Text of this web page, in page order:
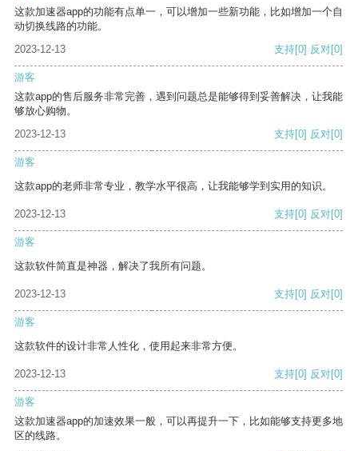
这款加速器app的功能有点单一，可以增加一些新功能，比如增加一个自
动切换线路的功能。
2023-12-13
支持[0] 反对[0]
游客
这款app的售后服务非常完善，遇到问题总是能够得到妥善解决，让我能
够放心购物。
2023-12-13
支持[0] 反对[0]
游客
这款app的老师非常专业，教学水平很高，让我能够学到实用的知识。
2023-12-13 支持[0] 反对[0]
游客
这款软件简直是神器，解决了我所有问题。
2023-12-13 支持[0] 反对[0]
游客
这款软件的设计非常人性化，使用起来非常方便。
2023-12-13 支持[0] 反对[0]
游客
这款加速器app的加速效果一般，可以再提升一下，比如能够支持更多地
区的线路。